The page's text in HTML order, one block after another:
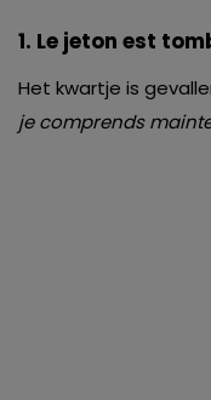
1. Le jeton est
Het kwartje is
je comprends